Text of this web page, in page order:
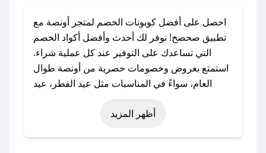
احصل على أفضل كوبونات الخصم لمتجر أونصة مع
تطبيق صحصح! نوفر لك أحدث وأفضل أكواد الخصم
التي تساعدك على التوفير عند كل عملية شراء.
استمتع بعروض وخصومات حصرية من أونصة طوال
العام، سواءً في المناسبات مثل عيد الفطر، عيد
الأضحى، الجمعة البيضاء (شهر نوفمبر)، رمضان،
اليوم الوطني، يوم التأسيس، أو حتى عروض خاصة
أظهر المزيد